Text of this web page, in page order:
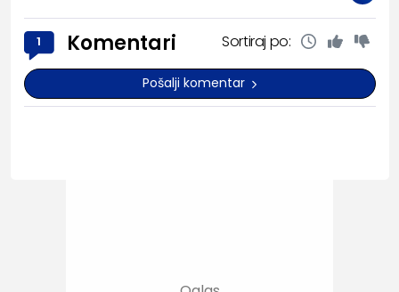
1 Komentari Sortiraj po:
Pošalji komentar